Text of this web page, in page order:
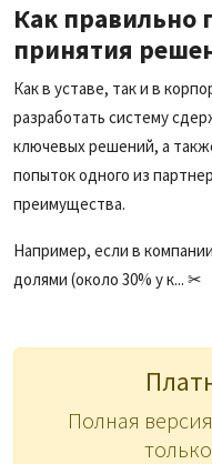
Как правильно
принятия
Как в уставе, так и в
разработать систему
ключевых решений, а
попыток одного из
преимущества.
Например, если в
долями (около 30% у к... ✂
Полная